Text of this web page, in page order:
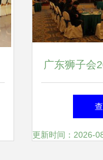
广东狮子会
球服务
（GST）第
更新时间：2026-